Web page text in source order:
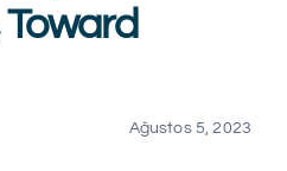
Ağustos 5, 2023